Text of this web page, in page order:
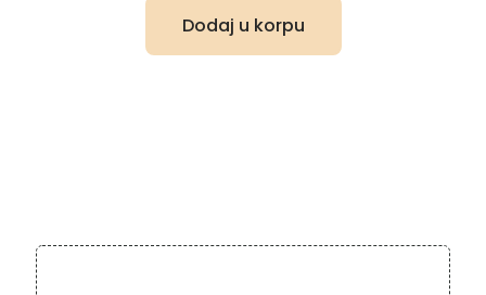
Dodaj u korpu